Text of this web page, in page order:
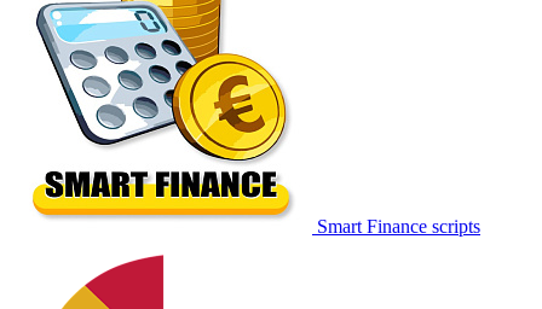
Smart Finance scripts